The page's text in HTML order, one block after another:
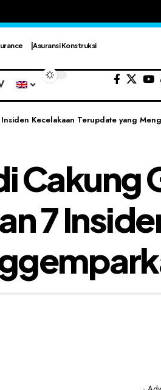
Asuransi Konstruksi
Kecelakaan Terupdate yang
Cakung
7